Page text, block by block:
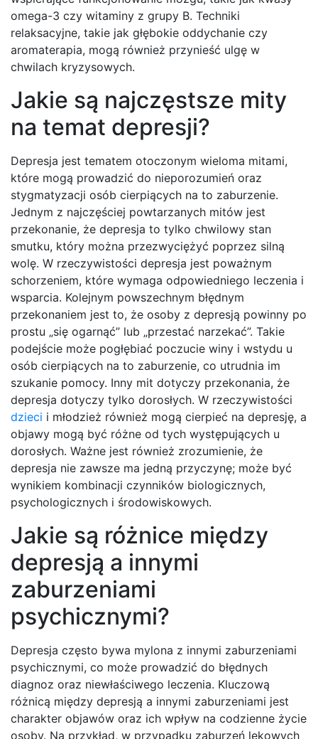
omega-3 czy witaminy z grupy B. Techniki
relaksacyjne, takie jak głębokie oddychanie czy
aromaterapia, mogą również przynieść ulgę w
chwilach kryzysowych.
Jakie są najczęstsze mity
na temat depresji?
Depresja jest tematem otoczonym wieloma mitami,
które mogą prowadzić do nieporozumień oraz
stygmatyzacji osób cierpiących na to zaburzenie.
Jednym z najczęściej powtarzanych mitów jest
przekonanie, że depresja to tylko chwilowy stan
smutku, który można przezwyciężyć poprzez silną
wolę. W rzeczywistości depresja jest poważnym
schorzeniem, które wymaga odpowiedniego leczenia i
wsparcia. Kolejnym powszechnym błędnym
przekonaniem jest to, że osoby z depresją powinny po
prostu „się ogarnąć” lub „przestać narzekać”. Takie
podejście może pogłębiać poczucie winy i wstydu u
osób cierpiących na to zaburzenie, co utrudnia im
szukanie pomocy. Inny mit dotyczy przekonania, że
depresja dotyczy tylko dorosłych. W rzeczywistości
dzieci i młodzież również mogą cierpieć na depresję, a
objawy mogą być różne od tych występujących u
dorosłych. Ważne jest również zrozumienie, że
depresja nie zawsze ma jedną przyczynę; może być
wynikiem kombinacji czynników biologicznych,
psychologicznych i środowiskowych.
Jakie są różnice między
depresją a innymi
zaburzeniami
psychicznymi?
Depresja często bywa mylona z innymi zaburzeniami
psychicznymi, co może prowadzić do błędnych
diagnoz oraz niewłaściwego leczenia. Kluczową
różnicą między depresją a innymi zaburzeniami jest
charakter objawów oraz ich wpływ na codzienne życie
osoby. Na przykład, w przypadku zaburzeń lękowych